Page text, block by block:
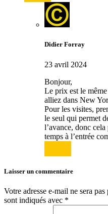
Didier Forray
23 avril 2024
Bonjour,
Le prix est le
alliez dans New
Pour les visites,
le seul qui permet
l’avance, donc
temps à l’entrée
Laisser un commentaire
Votre adresse e-mail ne sera pas
sont indiqués avec *